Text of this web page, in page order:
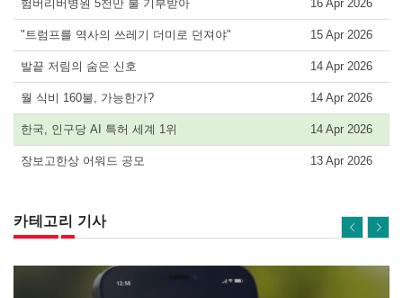
험버리버병원 5천만 불 기부받아 16 Apr 2026
"트럼프를 역사의 쓰레기 더미로 던져야" 15 Apr 2026
발끝 저림의 숨은 신호 14 Apr 2026
월 식비 160불, 가능한가? 14 Apr 2026
한국, 인구당 AI 특허 세계 1위 14 Apr 2026
장보고한상 어워드 공모 13 Apr 2026
카테고리 기사